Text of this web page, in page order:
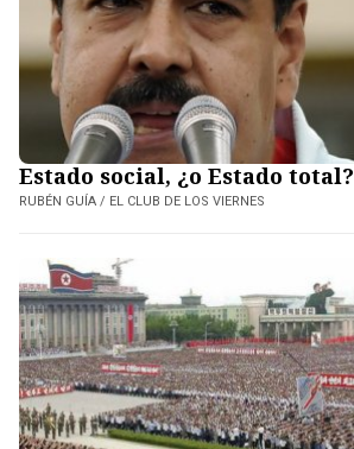
Estado social, ¿o Estado total?
RUBÉN GUÍA / EL CLUB DE LOS VIERNES